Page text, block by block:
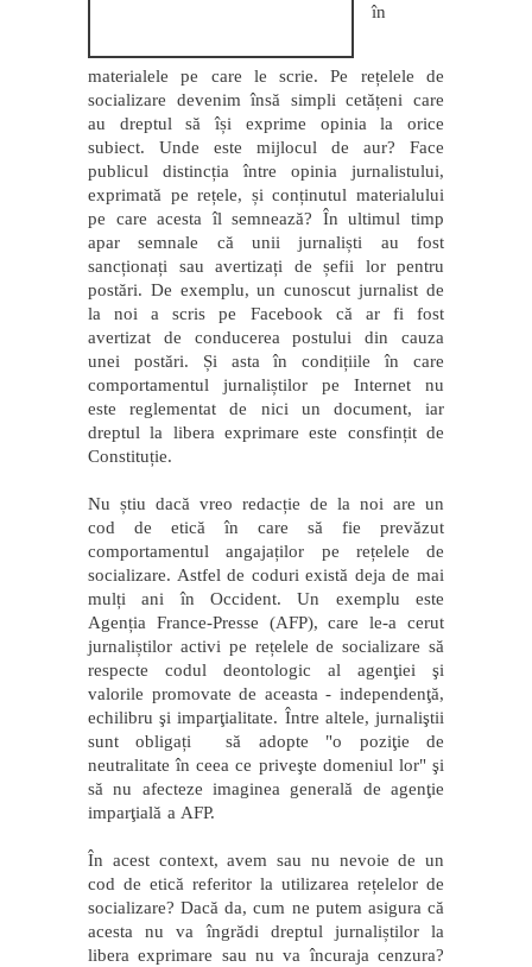
în
materialele pe care le scrie. Pe rețelele de
socializare devenim însă simpli cetățeni care
au dreptul să își exprime opinia la orice
subiect. Unde este mijlocul de aur? Face
publicul distincția între opinia jurnalistului,
exprimată pe rețele, și conținutul materialului
pe care acesta îl semnează? În ultimul timp
apar semnale că unii jurnaliști au fost
sancționați sau avertizați de șefii lor pentru
postări. De exemplu, un cunoscut jurnalist de
la noi a scris pe Facebook că ar fi fost
avertizat de conducerea postului din cauza
unei postări. Și asta în condițiile în care
comportamentul jurnaliștilor pe Internet nu
este reglementat de nici un document, iar
dreptul la libera exprimare este consfințit de
Constituție.
Nu știu dacă vreo redacție de la noi are un
cod de etică în care să fie prevăzut
comportamentul angajaților pe rețelele de
socializare. Astfel de coduri există deja de mai
mulți ani în Occident. Un exemplu este
Agenția France-Presse (AFP), care le-a cerut
jurnaliștilor activi pe rețelele de socializare să
respecte codul deontologic al agenţiei şi
valorile promovate de aceasta - independenţă,
echilibru şi imparţialitate. Între altele, jurnaliştii
sunt obligați să adopte "o poziţie de
neutralitate în ceea ce priveşte domeniul lor" şi
să nu afecteze imaginea generală de agenţie
imparţială a AFP.
În acest context, avem sau nu nevoie de un
cod de etică referitor la utilizarea rețelelor de
socializare? Dacă da, cum ne putem asigura că
acesta nu va îngrădi dreptul jurnaliștilor la
libera exprimare sau nu va încuraja cenzura?